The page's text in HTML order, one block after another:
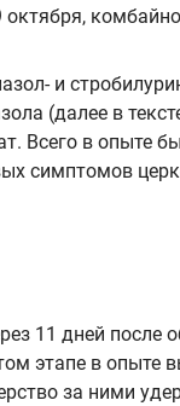
и
(далее в
Всего в опыте
симптомов
11 дней
этапе в опыте
за ними